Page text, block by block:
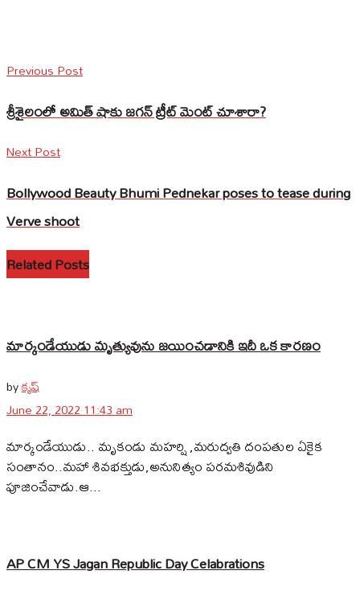
Previous Post
శ్రీశైలంలో అమిత్ షాకు జ‌గ‌న్ ట్రీట్ మెంట్ చూశారా?
Next Post
Bollywood Beauty Bhumi Pednekar poses to tease during
Verve shoot
Related Posts
మార్కండేయుడు మృత్యువును జయించడానికి ఇదీ ఒక కారణం
byకృష్
June 22, 2022 11:43 am
మార్కండేయుడు.. మృకండు మహర్షి ,మరుద్వతి దంపతుల ఏకైక
సంతానం..మహా శివభక్తుడు,అనునిత్యం పరమశివుడిని
పూజించేవాడు.ఆ...
AP CM YS Jagan Republic Day Celabrations